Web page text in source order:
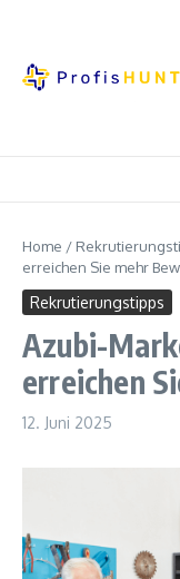
Home /
erreichen Sie mehr
Rekrutierungstipps
Azubi-
erreichen
12. Juni 2025